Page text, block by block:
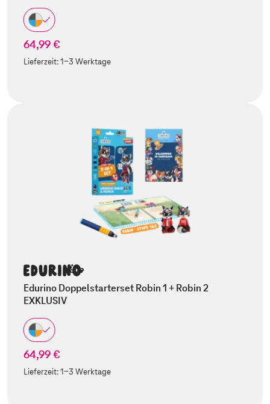
64,99 €
Lieferzeit:1-3 Werktage
Edurino Doppelstarterset Robin 1 + Robin 2
EXKLUSIV
64,99 €
Lieferzeit:1-3 Werktage